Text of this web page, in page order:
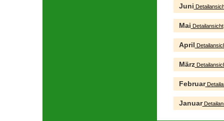
Juni
Mai Detailansicht
April
März
Februar
Januar